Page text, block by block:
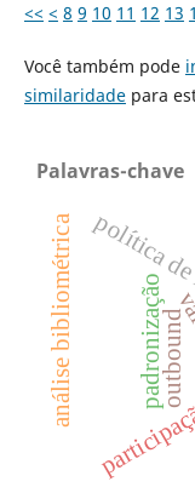
<< < 8 9 10 11 12 13
Você também pode
similaridadepara
Palavras-chave
padronizaçãooutbound
análise bibliométrica